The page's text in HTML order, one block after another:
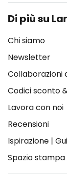
Di più su
Chi siamo
Newsletter
Collaborazioni
Codici sconto
Lavora con noi
Recensioni
Ispirazione |
Spazio stampa